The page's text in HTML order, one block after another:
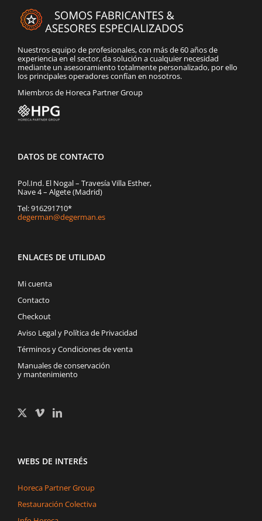
Nuestros equipo de profesionales, con más de 60 años de
experiencia en el sector, da solución a cualquier necesidad
mediante un asesoramiento totalmente personalizado, por ello
los principales operadores confían en nosotros.
Miembros de Horeca Partner Group
DATOS DE CONTACTO
Pol.Ind. El Nogal – Travesía Villa Esther,
Nave 4 – Algete (Madrid)
Tel: 916291710*
degerman@degerman.es
ENLACES DE UTILIDAD
Mi cuenta
Contacto
Checkout
Aviso Legal y Política de Privacidad
Términos y Condiciones de venta
Manuales de conservación
y mantenimiento
WEBS DE INTERÉS
Horeca Partner Group
Restauración Colectiva